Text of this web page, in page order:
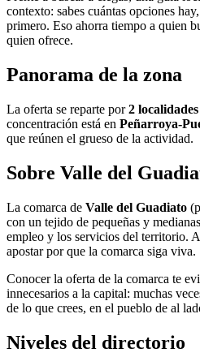
contexto: sabes cuántas opciones
primero. Eso ahorra tiempo a quien
quien ofrece.
Panorama de la zona
La oferta se reparte por2 localidades
concentración está en Peñarroya-
que reúnen el grueso de la actividad.
Sobre Valle del
La comarca de Valle del Guadiato
con un tejido de pequeñas y
empleo y los servicios del territorio.
apostar por que la comarca siga viva.
Conocer la oferta de la comarca te
innecesarios a la capital: muchas
de lo que crees, en el pueblo de al
Niveles del directorio